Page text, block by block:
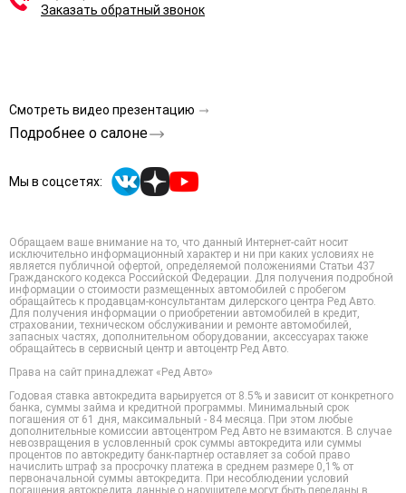
Заказать обратный звонок
Смотреть видео презентацию
Подробнее о салоне
Мы в соцсетях:
Обращаем ваше внимание на то, что данный Интернет-сайт носит
исключительно информационный характер и ни при каких условиях не
является публичной офертой, определяемой положениями Статьи 437
Гражданского кодекса Российской Федерации. Для получения подробной
информации о стоимости размещенных автомобилей с пробегом
обращайтесь к продавцам-консультантам дилерского центра Ред Авто.
Для получения информации о приобретении автомобилей в кредит,
страховании, техническом обслуживании и ремонте автомобилей,
запасных частях, дополнительном оборудовании, аксессуарах также
обращайтесь в сервисный центр и автоцентр Ред Авто.
Права на сайт принадлежат «Ред Авто»
Годовая ставка автокредита варьируется от 8.5% и зависит от конкретного
банка, суммы займа и кредитной программы. Минимальный срок
погашения от 61 дня, максимальный - 84 месяца. При этом любые
дополнительные комиссии автоцентром Ред Авто не взимаются. В случае
невозвращения в условленный срок суммы автокредита или суммы
процентов по автокредиту банк-партнер оставляет за собой право
начислить штраф за просрочку платежа в среднем размере 0,1% от
первоначальной суммы автокредита. При несоблюдении условий
погашения автокредита данные о нарушителе могут быть переданы в